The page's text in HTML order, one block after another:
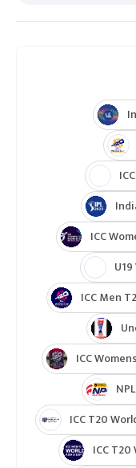
ICC
ICC Men
ICC
ICC T20
ICC